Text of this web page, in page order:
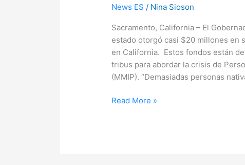
News ES / Nina Sioson
Sacramento, California – El
estado otorgó casi $20 millones en
en California. Estos fondos están
tribus para abordar la crisis de
(MMIP). “Demasiadas personas
al
Read More »